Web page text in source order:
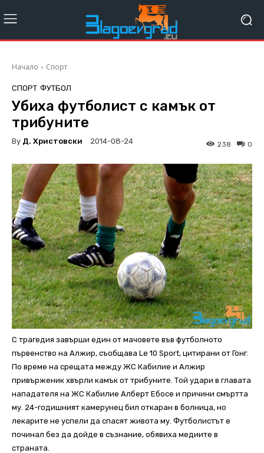
Начало Спорт
СПОРТ ФУТБОЛ
Убиха футболист с камък от
трибуните
By Д. Христовски 2014-08-24 0
238
С трагедия завърши един от мачовете във футболното
първенство на Алжир, съобщава Le 10 Sport, цитирани от Гонг.
По време на срещата между ЖС Кабилие и Алжир
привърженик хвърли камък от трибуните. Той удари в главата
нападателя на ЖС Кабилие Алберт Ебосе и причини смъртта
му. 24-годишният камерунец бил откаран в болница, но
лекарите не успели да спасят живота му. Футболистът е
починал без да дойде в съзнание, обявиха медиите в
страната.